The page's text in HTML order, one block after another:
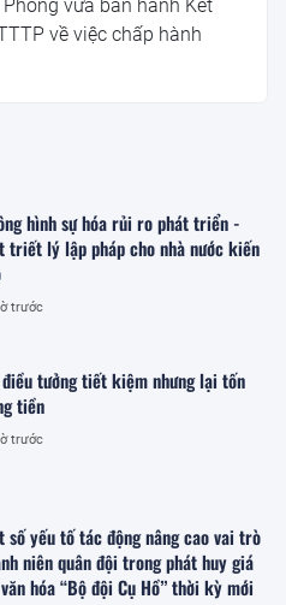
vừa ban hành Kết
về việc chấp hành
hình sự hóa rủi ro phát triển -
triết lý lập pháp cho nhà nước kiến
trước
tưởng tiết kiệm nhưng lại tốn
tiền
trước
số yếu tố tác động nâng cao vai trò
niên quân đội trong phát huy giá
hóa “Bộ đội Cụ Hồ” thời kỳ mới